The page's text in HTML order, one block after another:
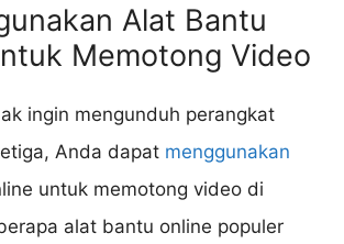
Alat Bantu
Memotong Video
ingin mengunduh perangkat
Anda dapat menggunakan
untuk memotong video di
alat bantu online populer